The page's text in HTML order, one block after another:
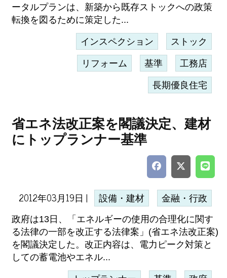
ータルプランは、新築から既存ストックへの政策
転換を図るために策定した...
インスペクション ストック
リフォーム 基準 工務店
長期優良住宅
省エネ法改正案を閣議決定、建材
にトップランナー基準
2012年03月19日 | 設備・建材 金融・行政
政府は13日、「エネルギーの使用の合理化に関す
る法律の一部を改正する法律案」(省エネ法改正案)
を閣議決定した。改正内容は、電力ピーク対策と
しての蓄電池やエネル...